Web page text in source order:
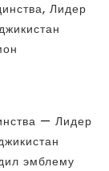
Лидер
— Лидер
эмблему